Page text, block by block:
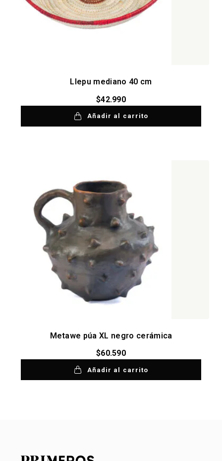
Llepu mediano 40 cm
$42.990
Añadir al carrito
Metawe púa XL negro cerámica
$60.590
Añadir al carrito